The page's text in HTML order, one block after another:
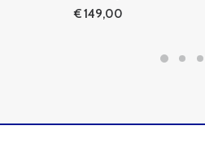
€149,00